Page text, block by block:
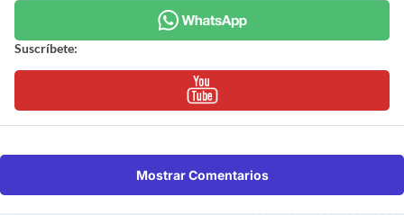
Suscríbete:
Mostrar Comentarios